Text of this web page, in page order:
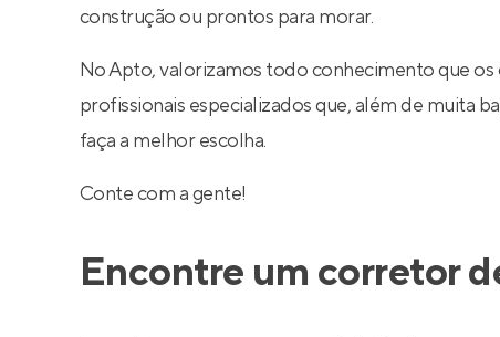
construção ou prontos para morar.
No Apto, valorizamos todo conhecimento que
profissionais especializados que, além de muita
faça a melhor escolha.
Conte com a gente!
Encontre um corretor